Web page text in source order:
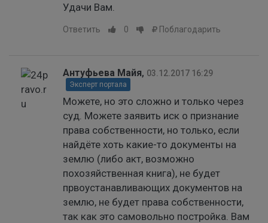
Удачи Вам.
Ответить 0 Поблагодарить
Антуфьева Майя, 03.12.2017 16:29
Эксперт портала
Можете, но это сложно и только через
суд. Можете заявить иск о признание
права собственности, но только, если
найдёте хоть какие-то документы на
землю (либо акт, возможно
похозяйственная книга), не будет
првоустанавливающих документов на
землю, не будет права собственности,
так как это самовольно постройка. Вам